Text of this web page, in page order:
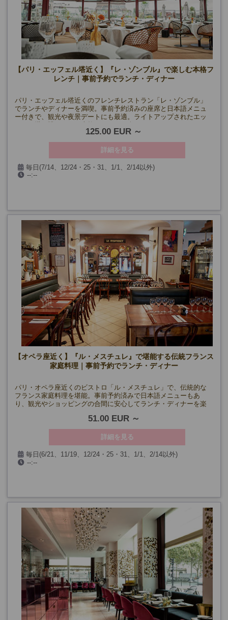
【パリ・エッフェル塔近く】『レ・ゾンブル』で楽しむ本格フ
レンチ｜事前予約でランチ・ディナー
パリ・エッフェル塔近くのフレンチレストラン「レ・ゾンブル」
でランチやディナーを満喫。事前予約済みの座席と日本語メニュ
ー付きで、観光や夜景デートにも最適。ライトアップされたエッ
125.00 EUR
詳細を見る
毎日(7/14、12/24・25・31、1/1、2/14以外)
--:--
【オペラ座近く】『ル・メスチュレ』で堪能する伝統フランス
家庭料理｜事前予約でランチ・ディナー
パリ・オペラ座近くのビストロ「ル・メスチュレ」で、伝統的な
フランス家庭料理を堪能。事前予約済みで日本語メニューもあ
り、観光やショッピングの合間に安心してランチ・ディナーを楽
51.00 EUR
詳細を見る
毎日(6/21、11/19、12/24・25・31、1/1、2/14以外)
--:--